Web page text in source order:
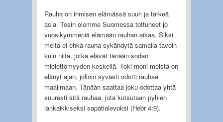
Rauha on ihmisen elämässä suuri ja tärkeä
asia. Tosin olemme Suomessa tottuneet jo
vuosikymmeniä elämään rauhan aikaa. Siksi
meitä ei ehkä rauha sykähdytä samalla tavoin
kuin niitä, jotka elävät tänään sodan
mielettömyyden keskellä. Toki moni meistä on
elänyt ajan, jolloin syvästi odotti rauhaa
maailmaan. Tänään saattaa joku odottaa yhtä
suuresti sitä rauhaa, jota kutsutaan pyhien
iankaikkiseksi sapatinlevoksi (Hebr 4:9).